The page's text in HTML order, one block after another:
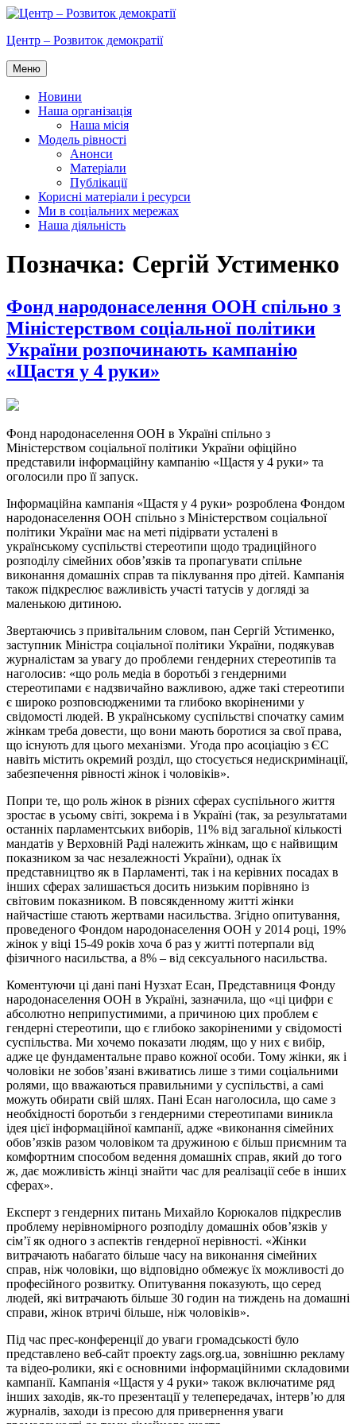
Перейти
вмісту
Центр – Розвиток демократії
Меню
Новини
Наша організація
Наша місія
Модель рівності
Анонси
Матеріали
Публікації
Корисні матеріали і ресурси
Ми в соціальних мережах
Наша діяльність
Позначка: Сергій Устименко
Фонд народонаселення ООН спільно з
Міністерством соціальної політики
України розпочинають кампанію
«Щастя у 4 руки»
Фонд народонаселення ООН в Україні спільно з
Міністерством соціальної політики України офіційно
представили інформаційну кампанію «Щастя у 4 руки» та
оголосили про її запуск.
Інформаційна кампанія «Щастя у 4 руки» розроблена Фондом
народонаселення ООН спільно з Міністерством соціальної
політики України має на меті підірвати усталені в
українському суспільстві стереотипи щодо традиційного
розподілу сімейних обов’язків та пропагувати спільне
виконання домашніх справ та піклування про дітей. Кампанія
також підкреслює важливість участі татусів у догляді за
маленькою дитиною.
Звертаючись з привітальним словом, пан Сергій Устименко,
заступник Міністра соціальної політики України, подякував
журналістам за увагу до проблеми гендерних стереотипів та
наголосив: «що роль медіа в боротьбі з гендерними
стереотипами є надзвичайно важливою, адже такі стереотипи
є широко розповсюдженими та глибоко вкоріненими у
свідомості людей. В українському суспільстві спочатку самим
жінкам треба довести, що вони мають боротися за свої права,
що існують для цього механізми. Угода про асоціацію з ЄС
навіть містить окремий розділ, що стосується недискримінації,
забезпечення рівності жінок і чоловіків».
Попри те, що роль жінок в різних сферах суспільного життя
зростає в усьому світі, зокрема і в Україні (так, за результатами
останніх парламентських виборів, 11% від загальної кількості
мандатів у Верховній Раді належить жінкам, що є найвищим
показником за час незалежності України), однак їх
представництво як в Парламенті, так і на керівних посадах в
інших сферах залишається досить низьким порівняно із
світовим показником. В повсякденному житті жінки
найчастіше стають жертвами насильства. Згідно опитування,
проведеного Фондом народонаселення ООН у 2014 році, 19%
жінок у віці 15-49 років хоча б раз у житті потерпали від
фізичного насильства, а 8% – від сексуального насильства.
Коментуючи ці дані пані Нузхат Есан, Представниця Фонду
народонаселення ООН в Україні, зазначила, що «ці цифри є
абсолютно неприпустимими, а причиною цих проблем є
гендерні стереотипи, що є глибоко закоріненими у свідомості
суспільства. Ми хочемо показати людям, що у них є вибір,
адже це фундаментальне право кожної особи. Тому жінки, як і
чоловіки не зобов’язані вживатись лише з тими соціальними
ролями, що вважаються правильними у суспільстві, а самі
можуть обирати свій шлях. Пані Есан наголосила, що саме з
необхідності боротьби з гендерними стереотипами виникла
ідея цієї інформаційної кампанії, адже «виконання сімейних
обов’язків разом чоловіком та дружиною є більш приємним та
комфортним способом ведення домашніх справ, який до того
ж, дає можливість жінці знайти час для реалізації себе в інших
сферах».
Експерт з гендерних питань Михайло Корюкалов підкреслив
проблему нерівномірного розподілу домашніх обов’язків у
сім’ї як одного з аспектів гендерної нерівності. «Жінки
витрачають набагато більше часу на виконання сімейних
справ, ніж чоловіки, що відповідно обмежує їх можливості до
професійного розвитку. Опитування показують, що серед
людей, які витрачають більше 30 годин на тиждень на домашні
справи, жінок втричі більше, ніж чоловіків».
Під час прес-конференції до уваги громадськості було
представлено веб-сайт проекту zags.org.ua, зовнішню рекламу
та відео-ролики, які є основними інформаційними складовими
кампанії. Кампанія «Щастя у 4 руки» також включатиме ряд
інших заходів, як-то презентації у телепередачах, інтерв’ю для
журналів, заходи із пресою для привернення уваги